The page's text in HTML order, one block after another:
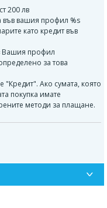
200 лв
във вашия профил %s
като кредит във
Вашия профил
за това
"Кредит". Ако сумата, която
покупка имате
методи за плащане.